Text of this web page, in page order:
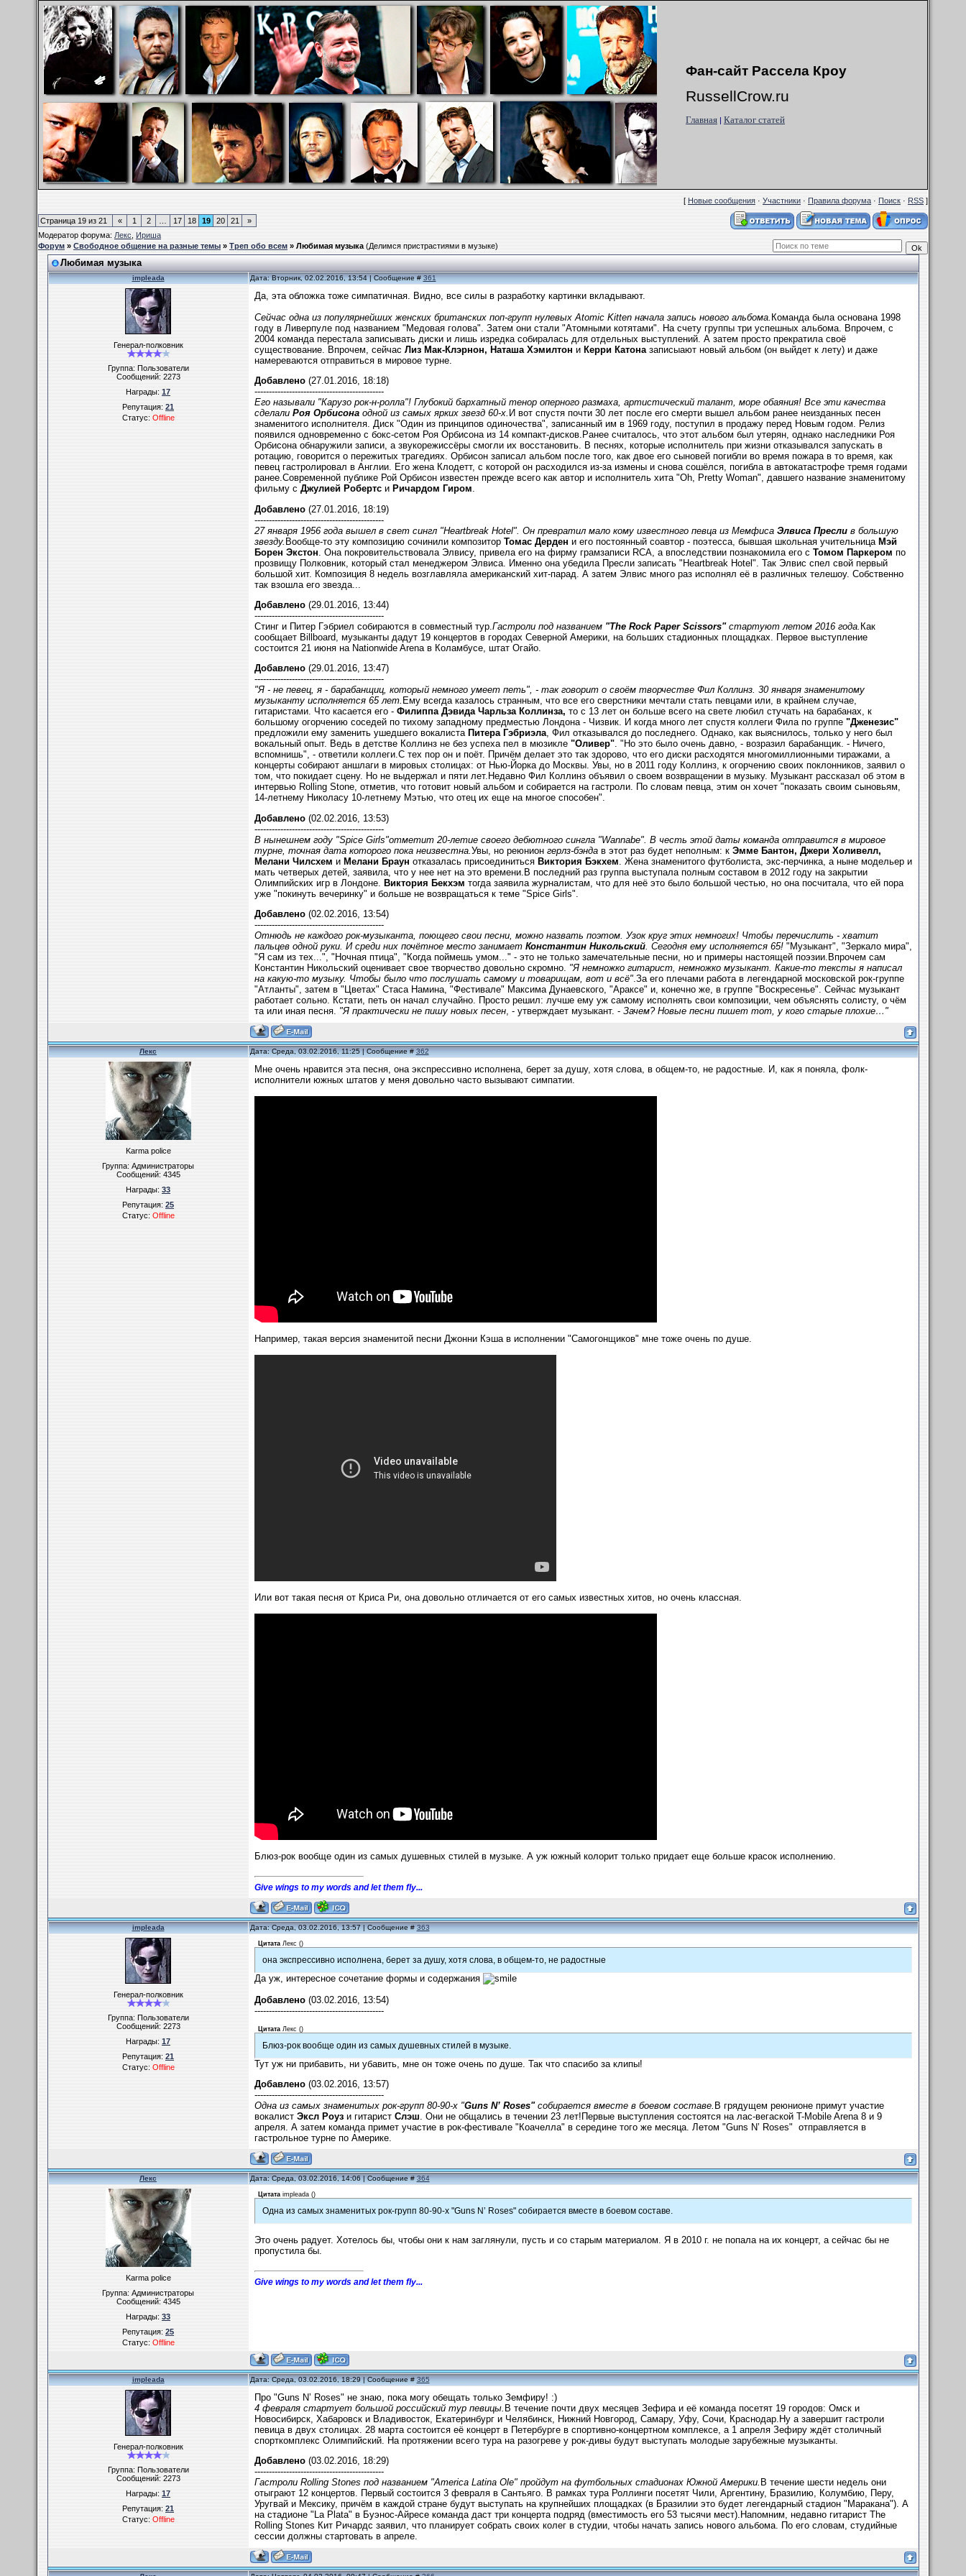
Фан-сайт Рассела Кроу
RussellCrow.ru
Главная | Каталог статей
[Новые сообщения·Участники·Правила форума·Поиск·RSS]
Страница 19 из 21 « 1 2 17 18 19 20 21
»
Модератор форума:Лекс,Ириша
Форум»Свободное общение на разные темы»Треп обо всем»Любимая музыка (Делимся пристрастиями в музыке)
Любимая музыка
impleada Дата: Вторник, 02.02.2016, 13:54 | Сообщение #361
Генерал-полковник
Группа: Пользователи
Сообщений:2273
Награды:17
Репутация:21
Статус:Offline
Да, эта обложка тоже симпатичная. Видно, все силы в разработку картинки вкладывают.
Сейчас одна из популярнейших женских британских поп-групп нулевых Atomic Kitten начала запись нового альбома. Команда была основана 1998
году в Ливерпуле под названием "Медовая голова". Затем они стали "Атомными котятами". На счету группы три успешных альбома. Впрочем, с
2004 команда перестала записывать диски и лишь изредка собиралась для отдельных выступлений. А затем просто прекратила своё
существование. Впрочем, сейчас Лиз Мак-Клэрнон, Наташа Хэмилтон и Керри Катоназаписыают новый альбом (он выйдет к лету) и даже
намереваются отправиться в мировое турне.
Добавлено(27.01.2016, 18:18)
---------------------------------------------
Его называли "Карузо рок-н-ролла"! Глубокий бархатный тенор оперного размаха, артистический талант, море обаяния! Все эти качества
сделали Роя Орбисонаодной из самых ярких звезд 60-х. И вот спустя почти 30 лет после его смерти вышел альбом ранее неизданных песен
знаменитого исполнителя. Диск "Один из принципов одиночества", записанный им в 1969 году, поступил в продажу перед Новым годом. Релиз
появился одновременно с бокс-сетом Роя Орбисона из 14 компакт-дисков.Ранее считалось, что этот альбом был утерян, однако наследники Роя
Орбисона обнаружили записи, а звукорежиссёры смогли их восстановить. В песнях, которые исполнитель при жизни отказывался запускать в
ротацию, говорится о пережитых трагедиях. Орбисон записал альбом после того, как двое его сыновей погибли во время пожара в то время, как
певец гастролировал в Англии. Его жена Клодетт, с которой он расходился из-за измены и снова сошёлся, погибла в автокатастрофе тремя годами
ранее.Современной публике Рой Орбисон известен прежде всего как автор и исполнитель хита "Oh, Pretty Woman", давшего название знаменитому
фильму с Джулией Робертси Ричардом Гиром.
Добавлено(27.01.2016, 18:19)
---------------------------------------------
27 января 1956 года вышел в свет сингл "Heartbreak Hotel". Он превратил мало кому известного певца из Мемфиса Элвиса Преслив большую
звезду. Вообще-то эту композицию сочинили композитор Томас Дерден и его постоянный соавтор - поэтесса, бывшая школьная учительница Мэй
Борен Экстон . Она покровительствовала Элвису, привела его на фирму грамзаписи RCA, а впоследствии познакомила его с Томом Паркером по
прозвищу Полковник, который стал менеджером Элвиса. Именно она убедила Пресли записать "Heartbreak Hotel". Так Элвис спел свой первый
большой хит. Композиция 8 недель возглавляла американский хит-парад. А затем Элвис много раз исполнял её в различных телешоу. Собственно
так взошла его звезда...
Добавлено(29.01.2016, 13:44)
---------------------------------------------
Стинг и Питер Гэбриел собираются в совместный тур. Гастроли под названием "The Rock Paper Scissors"стартуют летом 2016 года. Как
сообщает Billboard, музыканты дадут 19 концертов в городах Северной Америки, на больших стадионных площадках. Первое выступление
состоится 21 июня на Nationwide Arena в Коламбусе, штат Огайо.
Добавлено(29.01.2016, 13:47)
---------------------------------------------
"Я - не певец, я - барабанщиц, который немного умеет петь", - так говорит о своём творчестве Фил Коллинз. 30 января знаменитому
музыканту исполняется 65 лет. Ему всегда казалось странным, что все его сверстники мечтали стать певцами или, в крайнем случае,
гитаристами. Что касается его - Филиппа Дэвида Чарльза Коллинза, то с 13 лет он больше всего на свете любил стучать на барабанах, к
большому огорчению соседей по тихому западному предместью Лондона - Чизвик. И когда много лет спустя коллеги Фила по группе "Дженезис"
предложили ему заменить ушедшего вокалиста Питера Гэбриэла, Фил отказывался до последнего. Однако, как выяснилось, только у него был
вокальный опыт. Ведь в детстве Коллинз не без успеха пел в мюзикле "Оливер". "Но это было очень давно, - возразил барабанщик. - Ничего,
вспомнишь", - ответили коллеги.С тех пор он и поёт. Причём делает это так здорово, что его диски расходятся многомиллионными тиражами, а
концерты собирают аншлаги в мировых столицах: от Нью-Йорка до Москвы. Увы, но в 2011 году Коллинз, к огорчению своих поклонников, заявил о
том, что покидает сцену. Но не выдержал и пяти лет.Недавно Фил Коллинз объявил о своем возвращении в музыку. Музыкант рассказал об этом в
интервью Rolling Stone, отметив, что готовит новый альбом и собирается на гастроли. По словам певца, этим он хочет "показать своим сыновьям,
14-летнему Николасу 10-летнему Мэтью, что отец их еще на многое способен".
Добавлено(02.02.2016, 13:53)
---------------------------------------------
В нынешнем году "Spice Girls"отметит 20-летие своего дебютного сингла "Wannabe". В честь этой даты команда отправится в мировое
турне, точная дата которого пока неизвестна. Увы, но реюнион герлз-бэндав этот раз будет неполным: к Эмме Бантон, Джери Холивелл,
Мелани Чилсхем и Мелани Браун отказалась присоединиться Виктория Бэкхем . Жена знаменитого футболиста, экс-перчинка, а ныне модельер и
мать четверых детей, заявила, что у нее нет на это времени.В последний раз группа выступала полным составом в 2012 году на закрытии
Олимпийских игр в Лондоне. Виктория Бекхэм тогда заявила журналистам, что для неё это было большой честью, но она посчитала, что ей пора
уже "покинуть вечеринку" и больше не возвращаться к теме "Spice Girls".
Добавлено(02.02.2016, 13:54)
---------------------------------------------
Отнюдь не каждого рок-музыканта, поющего свои песни, можно назвать поэтом. Узок круг этих немногих! Чтобы перечислить - хватит
пальцев одной руки. И среди них почётное место занимает Константин Никольский. Сегодня ему исполняется 65!"Музыкант", "Зеркало мира",
"Я сам из тех...", "Ночная птица", "Когда поймешь умом..." - это не только замечательные песни, но и примеры настоящей поэзии.Впрочем сам
Константин Никольский оценивает свое творчество довольно скромно. "Я немножко гитарист, немножко музыкант. Какие-то тексты я написал
на какую-то музыку. Чтобы было что послушать самому и товарищам, вот и всё".За его плечами работа в легендарной московской рок-группе
"Атланты", затем в "Цветах" Стаса Намина, "Фестивале" Максима Дунаевского, "Араксе" и, конечно же, в группе "Воскресенье". Сейчас музыкант
работает сольно. Кстати, петь он начал случайно. Просто решил: лучше ему уж самому исполнять свои композиции, чем объяснять солисту, о чём
та или иная песня. "Я практически не пишу новых песен, - утверждает музыкант. - Зачем? Новые песни пишет тот, у кого старые плохие…"
Лекс Дата: Среда, 03.02.2016, 11:25 | Сообщение #362
Karma police
Группа: Администраторы
Сообщений:4345
Награды:33
Репутация:25
Статус:Offline
Мне очень нравится эта песня, она экспрессивно исполнена, берет за душу, хотя слова, в общем-то, не радостные. И, как я поняла, фолк-
исполнители южных штатов у меня довольно часто вызывают симпатии.
Например, такая версия знаменитой песни Джонни Кэша в исполнении "Самогонщиков" мне тоже очень по душе.
Или вот такая песня от Криса Ри, она довольно отличается от его самых известных хитов, но очень классная.
Блюз-рок вообще один из самых душевных стилей в музыке. А уж южный колорит только придает еще больше красок исполнению.
Give wings to my words and let them fly...
impleada Дата: Среда, 03.02.2016, 13:57 | Сообщение #363
Генерал-полковник
Группа: Пользователи
Сообщений:2273
Награды:17
Репутация:21
Статус:Offline
Цитата Лекс ()
она экспрессивно исполнена, берет за душу, хотя слова, в общем-то, не радостные
Да уж, интересное сочетание формы и содержания
Добавлено(03.02.2016, 13:54)
---------------------------------------------
Цитата Лекс ()
Блюз-рок вообще один из самых душевных стилей в музыке.
Тут уж ни прибавить, ни убавить, мне он тоже очень по душе. Так что спасибо за клипы!
Добавлено(03.02.2016, 13:57)
---------------------------------------------
Одна из самых знаменитых рок-групп 80-90-х "Guns N’ Roses"собирается вместе в боевом составе. В грядущем реюнионе примут участие
вокалист Эксл Роузи гитарист Слэш. Они не общались в течении 23 лет!Первые выступления состоятся на лас-вегаской T-Mobile Arena 8 и 9
апреля. А затем команда примет участие в рок-фестивале "Коачелла" в середине того же месяца. Летом "Guns N’ Roses" отправляется в
гастрольное турне по Америке.
Лекс Дата: Среда, 03.02.2016, 14:06 | Сообщение #364
Karma police
Группа: Администраторы
Сообщений:4345
Награды:33
Репутация:25
Статус:Offline
Цитата impleada()
Одна из самых знаменитых рок-групп 80-90-х "Guns N’ Roses" собирается вместе в боевом составе.
Это очень радует. Хотелось бы, чтобы они к нам заглянули, пусть и со старым материалом. Я в 2010 г. не попала на их концерт, а сейчас бы не
пропустила бы.
Give wings to my words and let them fly...
impleada Дата: Среда, 03.02.2016, 18:29 | Сообщение #365
Генерал-полковник
Группа: Пользователи
Сообщений:2273
Награды:17
Репутация:21
Статус:Offline
Про "Guns N’ Roses" не знаю, пока могу обещать только Земфиру! :)
4 февраля стартует большой российский тур певицы. В течение почти двух месяцев Зефира и её команда посетят 19 городов: Омск и
Новосибирск, Хабаровск и Владивосток, Екатеринбург и Челябинск, Нижний Новгород, Самару, Уфу, Сочи, Краснодар.Ну а завершит гастроли
певица в двух столицах. 28 марта состоится её концерт в Петербурге в спортивно-концертном комплексе, а 1 апреля Зефиру ждёт столичный
спорткомплекс Олимпийский. На протяжении всего тура на разогреве у рок-дивы будут выступать молодые зарубежные музыканты.
Добавлено(03.02.2016, 18:29)
---------------------------------------------
Гастроли Rolling Stones под названием "America Latina Ole" пройдут на футбольных стадионах Южной Америки. В течение шести недель они
отыграют 12 концертов. Первый состоится 3 февраля в Сантьяго. В рамках тура Роллинги посетят Чили, Аргентину, Бразилию, Колумбию, Перу,
Уругвай и Мексику, причём в каждой стране будут выступать на крупнейших площадках (в Бразилии это будет легендарный стадион "Маракана"). А
на стадионе "La Plata" в Буэнос-Айресе команда даст три концерта подряд (вместимость его 53 тысячи мест).Напомним, недавно гитарист The
Rolling Stones Кит Ричардс заявил, что планирует собрать своих колег в студии, чтобы начать запись нового альбома. По его словам, студийные
сессии должны стартовать в апреле.